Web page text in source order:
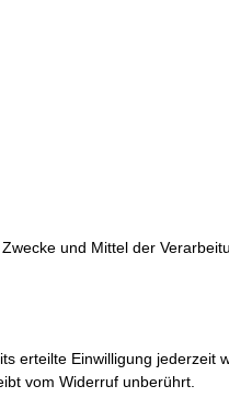
und Mittel der
erteilte Einwilligung jederzeit
vom Widerruf unberührt.